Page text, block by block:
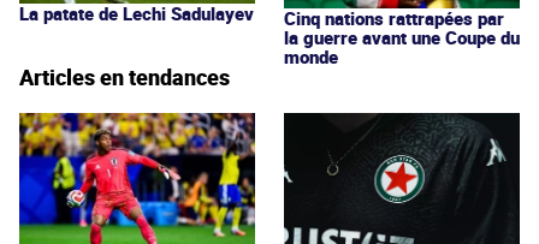
La patate de Lechi Sadulayev
Cinq nations rattrapées par
la guerre avant une Coupe du
monde
Articles en tendances